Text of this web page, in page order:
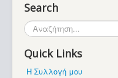
Search
Αναζήτηση...
Quick Links
Η Συλλογή μου